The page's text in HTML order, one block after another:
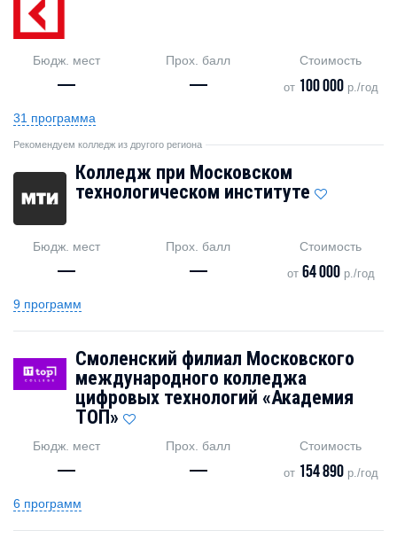
Бюдж. мест
—
Прох. балл
—
Стоимость
от 100 000р./год
31 программа
Рекомендуем колледж из другого региона
Колледж при Московском
технологическом институте
Бюдж. мест
—
Прох. балл
—
Стоимость
от 64 000р./год
9 программ
Смоленский филиал Московского
международного колледжа
цифровых технологий «Академия
TOП»
Бюдж. мест
—
Прох. балл
—
Стоимость
от 154 890р./год
6 программ